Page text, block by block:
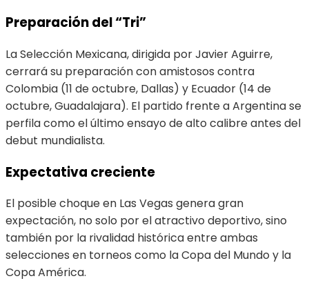
Preparación del “Tri”
La Selección Mexicana, dirigida por Javier Aguirre,
cerrará su preparación con amistosos contra
Colombia (11 de octubre, Dallas) y Ecuador (14 de
octubre, Guadalajara). El partido frente a Argentina se
perfila como el último ensayo de alto calibre antes del
debut mundialista.
Expectativa creciente
El posible choque en Las Vegas genera gran
expectación, no solo por el atractivo deportivo, sino
también por la rivalidad histórica entre ambas
selecciones en torneos como la Copa del Mundo y la
Copa América.